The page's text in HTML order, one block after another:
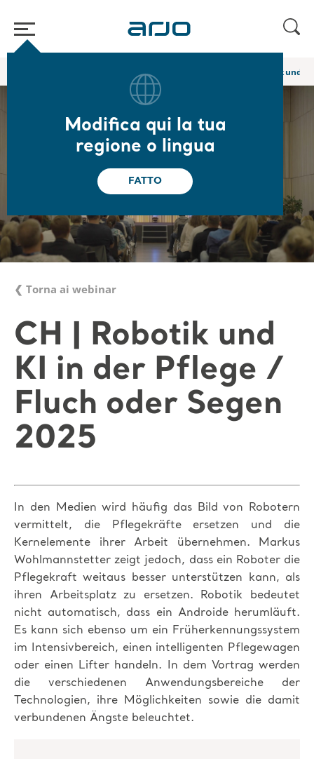
Modifica qui la tua
regione o lingua
FATTO
Webinar e corsi di e-learning Academy CH | Robotik und
❮ Torna ai webinar
CH | Robotik und
KI in der Pflege /
Fluch oder Segen
2025
In den Medien wird häufig das Bild von Robotern
vermittelt, die Pflegekräfte ersetzen und die
Kernelemente ihrer Arbeit übernehmen. Markus
Wohlmannstetter zeigt jedoch, dass ein Roboter die
Pflegekraft weitaus besser unterstützen kann, als
ihren Arbeitsplatz zu ersetzen. Robotik bedeutet
nicht automatisch, dass ein Androide herumläuft.
Es kann sich ebenso um ein Früherkennungssystem
im Intensivbereich, einen intelligenten Pflegewagen
oder einen Lifter handeln. In dem Vortrag werden
die verschiedenen Anwendungsbereiche der
Technologien, ihre Möglichkeiten sowie die damit
verbundenen Ängste beleuchtet.